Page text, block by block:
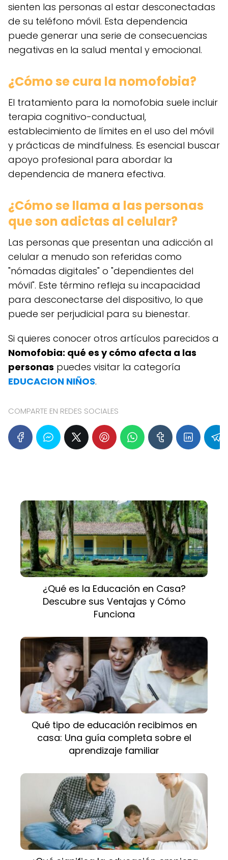
sienten las personas al estar desconectadas
de su teléfono móvil. Esta dependencia
puede generar una serie de consecuencias
negativas en la salud mental y emocional.
¿Cómo se cura la nomofobia?
El tratamiento para la nomofobia suele incluir
terapia cognitivo-conductual,
establecimiento de límites en el uso del móvil
y prácticas de mindfulness. Es esencial buscar
apoyo profesional para abordar la
dependencia de manera efectiva.
¿Cómo se llama a las personas
que son adictas al celular?
Las personas que presentan una adicción al
celular a menudo son referidas como
"nómadas digitales" o "dependientes del
móvil". Este término refleja su incapacidad
para desconectarse del dispositivo, lo que
puede ser perjudicial para su bienestar.
Si quieres conocer otros artículos parecidos a
Nomofobia: qué es y cómo afecta a las
personas puedes visitar la categoría
EDUCACION NIÑOS.
COMPARTE EN REDES SOCIALES
¿Qué es la Educación en Casa?
Descubre sus Ventajas y Cómo
Funciona
Qué tipo de educación recibimos en
casa: Una guía completa sobre el
aprendizaje familiar